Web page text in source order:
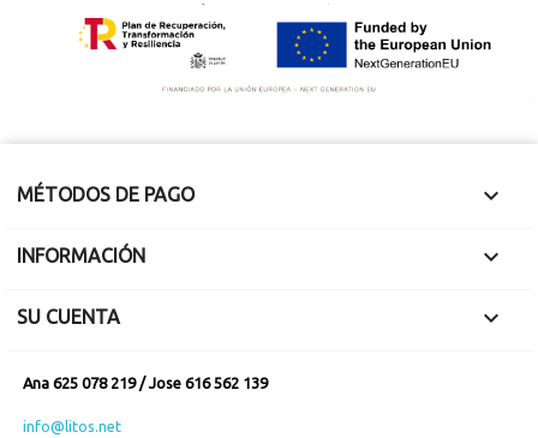
MÉTODOS DE PAGO 
INFORMACIÓN 
SU CUENTA 
Ana 625 078 219 / Jose 616 562 139
info@litos.net